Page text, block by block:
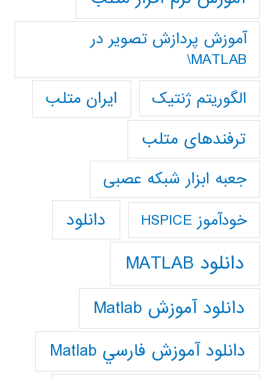
آموزش پردازش تصوير در
MATLAB\
الگوریتم ژنتیک
ایران متلب
ترفندهای متلب
جعبه ابزار شبکه عصبی
خودآموز HSPICE دانلود
دانلود MATLAB
دانلود آموزش Matlab
دانلود آموزش فارسي Matlab